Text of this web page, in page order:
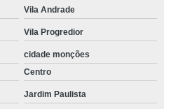
Vila Andrade
Vila Progredior
cidade monções
Centro
Jardim Paulista